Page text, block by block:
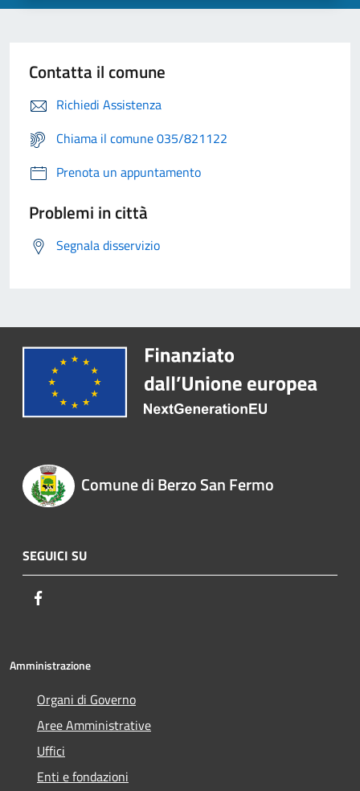
Contatta il comune
Richiedi Assistenza
Chiama il comune 035/821122
Prenota un appuntamento
Problemi in città
Segnala disservizio
Comune di Berzo San Fermo
SEGUICI SU
Amministrazione
Organi di Governo
Aree Amministrative
Uffici
Enti e fondazioni